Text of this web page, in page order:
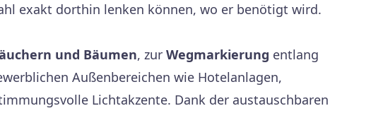
exakt dorthin lenken können, wo er benötigt wird.
und Bäumen, zur Wegmarkierung entlang
Außenbereichen wie Hotelanlagen,
Lichtakzente. Dank der austauschbaren